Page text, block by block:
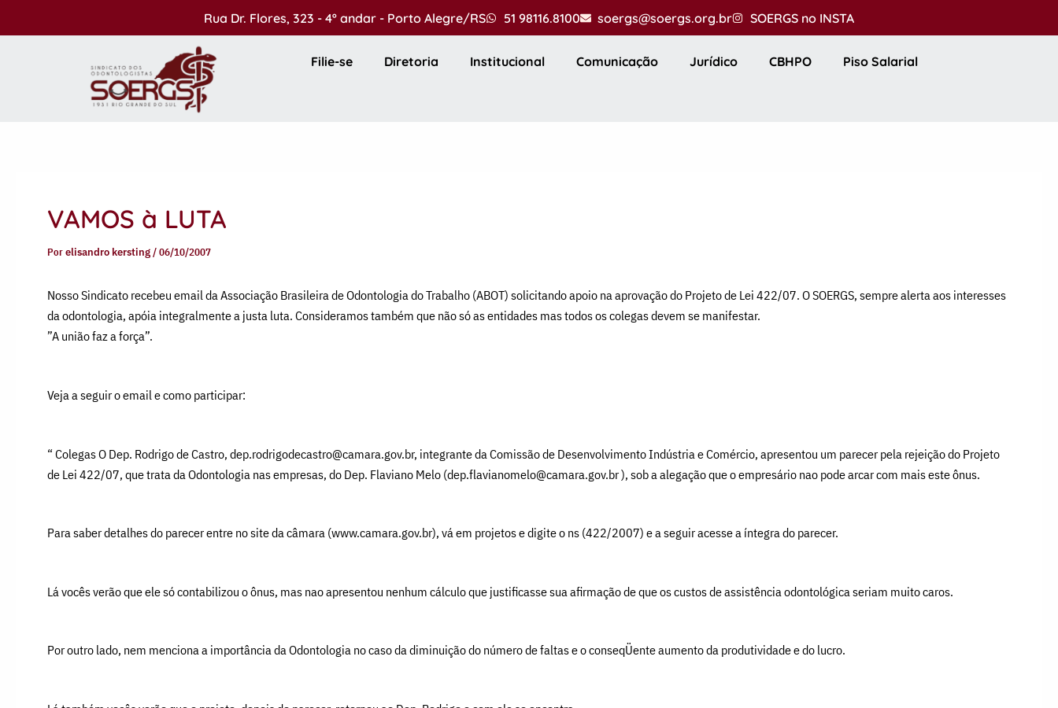
Rua Dr. Flores, 323 - 4º andar - Porto Alegre/RS 51 98116.8100 soergs@soergs.org.br SOERGS no INSTA
Filie-se Diretoria Institucional Comunicação Jurídico CBHPO Piso Salarial
VAMOS à LUTA
Porelisandro kersting/06/10/2007
Nosso Sindicato recebeu email da Associação Brasileira de Odontologia do Trabalho (ABOT) solicitando apoio na aprovação do Projeto de Lei 422/07. O SOERGS, sempre alerta aos interesses
da odontologia, apóia integralmente a justa luta. Consideramos também que não só as entidades mas todos os colegas devem se manifestar.
”A união faz a força”.
Veja a seguir o email e como participar:
“ Colegas O Dep. Rodrigo de Castro, dep.rodrigodecastro@camara.gov.br, integrante da Comissão de Desenvolvimento Indústria e Comércio, apresentou um parecer pela rejeição do Projeto
de Lei 422/07, que trata da Odontologia nas empresas, do Dep. Flaviano Melo (dep.flavianomelo@camara.gov.br ), sob a alegação que o empresário nao pode arcar com mais este ônus.
Para saber detalhes do parecer entre no site da câmara (www.camara.gov.br), vá em projetos e digite o ns (422/2007) e a seguir acesse a íntegra do parecer.
Lá vocês verão que ele só contabilizou o ônus, mas nao apresentou nenhum cálculo que justificasse sua afirmação de que os custos de assistência odontológica seriam muito caros.
Por outro lado, nem menciona a importância da Odontologia no caso da diminuição do número de faltas e o conseqÜente aumento da produtividade e do lucro.